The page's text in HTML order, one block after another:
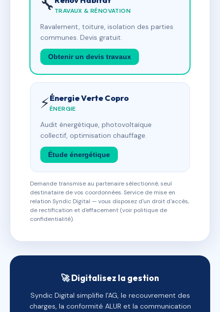
🔧 TRAVAUX & RÉNOVATION
Ravalement, toiture, isolation des parties
communes. Devis gratuit.
Obtenir un devis travaux
⚡Énergie Verte Copro
ÉNERGIE
Audit énergétique, photovoltaïque
collectif, optimisation chauffage.
Étude énergétique
Demande transmise au partenaire sélectionné, seul
destinataire de vos coordonnées. Service de mise en
relation Syndic Digital — vous disposez d'un droit d'accès,
de rectification et d'effacement (voir politique de
confidentialité).
🚀 Digitalisez la gestion
Syndic Digital simplifie l'AG, le recouvrement des
charges, la conformité ALUR et la communication